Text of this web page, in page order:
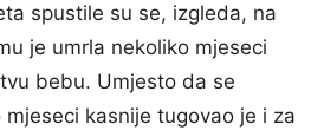
spustile su se, izgleda, na
je umrla nekoliko mjeseci
bebu. Umjesto da se
kasnije tugovao je i za